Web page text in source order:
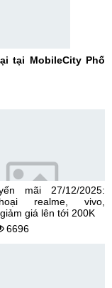
tại MobileCity Phố
mãi 27/12/2025:
realme, vivo,
giá lên tới 200K
6696